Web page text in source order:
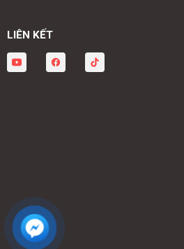
LIÊN KẾT